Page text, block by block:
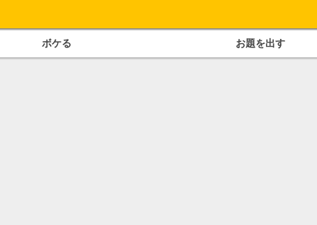
ボケる お題を出す